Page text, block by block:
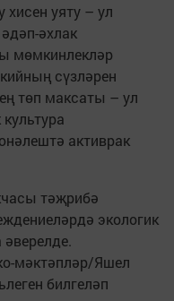
хисен уяту – ул
әхлак
мөмкинлекләр
сүзләрен
төп максаты – ул
активрак
тәҗрибә
экологик
мәктәпләр/Яшел
билгеләп